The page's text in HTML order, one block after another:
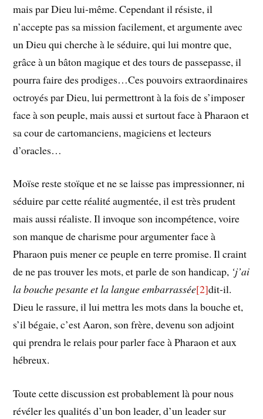
mais par Dieu lui-même. Cependant il résiste, il
n’accepte pas sa mission facilement, et argumente avec
un Dieu qui cherche à le séduire, qui lui montre que,
grâce à un bâton magique et des tours de passepasse, il
pourra faire des prodiges…Ces pouvoirs extraordinaires
octroyés par Dieu, lui permettront à la fois de s’imposer
face à son peuple, mais aussi et surtout face à Pharaon et
sa cour de cartomanciens, magiciens et lecteurs
d’oracles…
Moïse reste stoïque et ne se laisse pas impressionner, ni
séduire par cette réalité augmentée, il est très prudent
mais aussi réaliste. Il invoque son incompétence, voire
son manque de charisme pour argumenter face à
Pharaon puis mener ce peuple en terre promise. Il craint
de ne pas trouver les mots, et parle de son handicap, ‘j’ai
la bouche pesante et la langue embarrassée[2]dit-il.
Dieu le rassure, il lui mettra les mots dans la bouche et,
s’il bégaie, c’est Aaron, son frère, devenu son adjoint
qui prendra le relais pour parler face à Pharaon et aux
hébreux.
Toute cette discussion est probablement là pour nous
révéler les qualités d’un bon leader, d’un leader sur